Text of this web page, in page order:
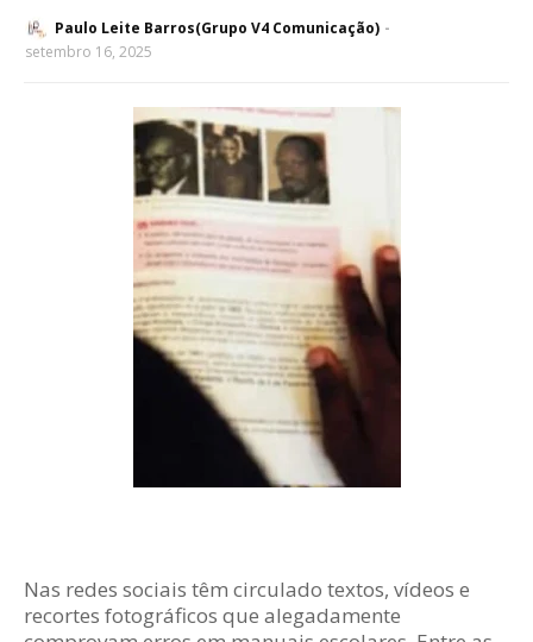
Paulo Leite Barros(Grupo V4 Comunicação)
setembro 16, 2025
Nas redes sociais têm circulado textos, vídeos e
recortes fotográficos que alegadamente